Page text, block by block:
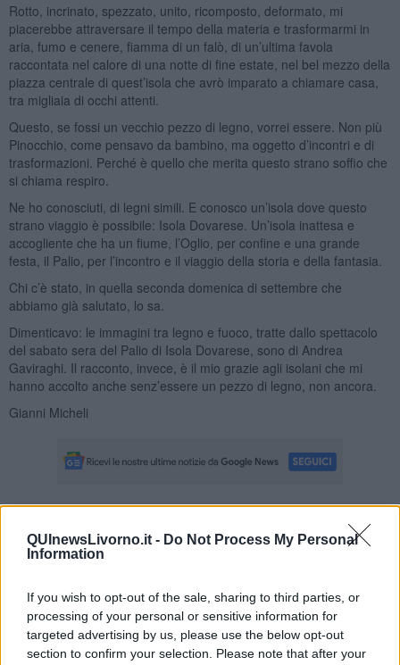
QUInewsLivorno.it - Do Not Process My Personal
Information
If you wish to opt-out of the sale, sharing to third parties, or
processing of your personal or sensitive information for
targeted advertising by us, please use the below opt-out
section to confirm your selection. Please note that after your
Rotto, incrinato, spezzato, unito, ricomposto, deformato, mi
piacerebbe attraversare il tempo della materia e trasformarmi in
aria, fumo e cenere, fiamma di un falò, di un’ultima favola
raccontata nel calore di una notte di fine estate, nel bel mezzo della
piazza centrale di quest’isola che avrò imparato a chiamare casa,
tra migliaia di occhi attenti.
Questo, se fossi un vecchio pezzo di legno, vorrei essere. Non più
Pinocchio, come pensavo da bambino, ma oggetto d’incontri e di
trasformazioni. Perché è quello che merita questo strano soffio che
si chiama respiro.
Ne ho conosciuti, di legni simili. E conosco un’isola dove questo
strano viaggio è possibile: Isola Dovarese. Un’isola inattesa e
accogliente che ha un fiume, l’Oglio, per confine e una grande
festa, il Palio, per l’incontro e il viaggio della storia e della fantasia.
Chi c’è stato, in quella seconda domenica di settembre che
abbiamo già salutato, lo sa.
Dimenticavo: le immagini tra legno e fuoco, tratte dallo spettacolo
del sabato sera del Palio di Isola Dovarese, sono di Andrea
Gaviraghi. Il racconto, invece, è il mio grazie agli isolani che mi
hanno accolto anche senz’essere un pezzo di legno, non ancora.
Gianni Micheli
Se vuoi leggere le notizie principali della Toscana iscriviti alla
Newsletter QUInews - ToscanaMedia.Arriva gratis tutti i giorni
alle 20:00 direttamente nella tua casella di posta.
Basta cliccareQUI
Fotogallery